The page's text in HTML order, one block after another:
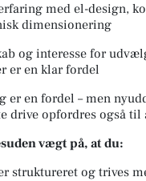
med el-design,
dimensionering
og interesse for
er en klar fordel
er en fordel – men
drive opfordres også til
vægt på, at du:
struktureret og trives